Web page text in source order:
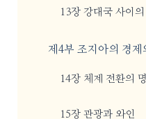
13장 강대국 사이의
제4부 조지아의 경제
14장 체제 전환의
15장 관광과 와인